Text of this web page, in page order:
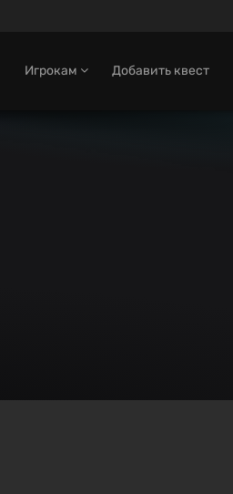
Игрокам Добавить квест